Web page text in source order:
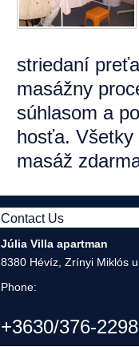
striedaní
masážny
súhlasom a
hosťa. Všetky
masáž
Contact Us
Júlia Villa apartman
8380 Hévíz, Zrínyi Miklós
Phone:
+3630/376-2298